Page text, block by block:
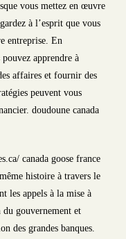
vous mettez en œuvre
à l’esprit que vous
entreprise. En
apprendre à
affaires et fournir des
peuvent vous
doudoune canada
canada goose france
histoire à travers le
les appels à la mise à
gouvernement et
des grandes banques.